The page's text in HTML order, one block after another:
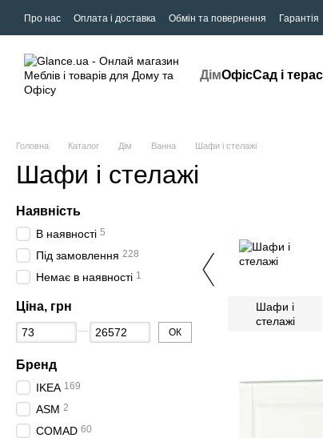
Про нас Оплата і доставка Обмін та повернення Гарантія
ДімОфісСад і
Головна Каталог Дім Ванна Шафи і стелажі
Шафи і стелажі
Шафи і
стелажі
Наявність
В наявності 5
Під замовлення 228
Немає в наявності 1
Ціна, грн
ОК
Бренд
IKEA 169
ASM 2
COMAD 60